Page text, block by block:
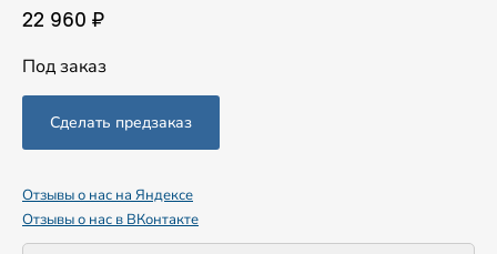
22 960 ₽
Под заказ
Отзывы о нас на Яндексе
Отзывы о нас в ВКонтакте